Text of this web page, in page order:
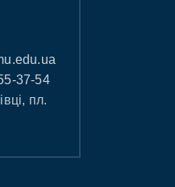
37-54
пл.